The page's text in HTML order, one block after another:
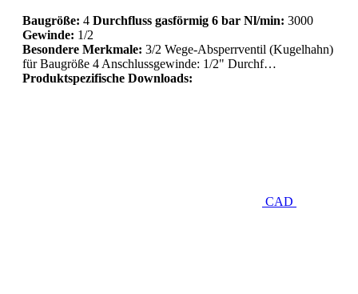
Baugröße: 4 Durchfluss gasförmig 6 bar Nl/min: 3000
Gewinde: 1/2
Besondere Merkmale: 3/2 Wege-Absperrventil (Kugelhahn)
für Baugröße 4 Anschlussgewinde: 1/2" Durchf…
Produktspezifische Downloads:
CAD